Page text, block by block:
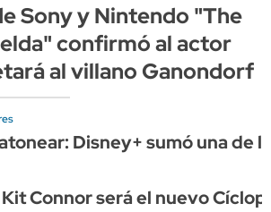
Sony y Nintendo "The
confirmó al actor
al villano Ganondorf
Disney+ sumó una de
Connor será el nuevo